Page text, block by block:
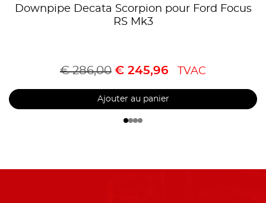
Downpipe Decata Scorpion pour Ford Focus
RS Mk3
€286,00 € 245,96 TVAC
Ajouter au panier